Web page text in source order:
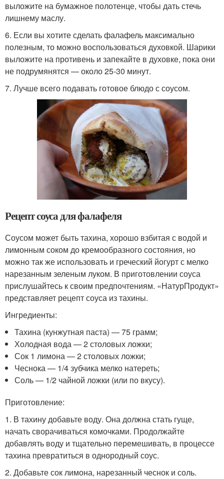
выложите на бумажное полотенце, чтобы дать стечь
лишнему маслу.
6. Если вы хотите сделать фалафель максимально
полезным, то можно воспользоваться духовкой. Шарики
выложите на противень и запекайте в духовке, пока они
не подрумянятся — около 25-30 минут.
7. Лучше всего подавать готовое блюдо с соусом.
Рецепт соуса для фалафеля
Соусом может быть тахина, хорошо взбитая с водой и
лимонным соком до кремообразного состояния, но
можно так же использовать и греческий йогурт с мелко
нарезанным зеленым луком. В приготовлении соуса
прислушайтесь к своим предпочтениям. «НатурПродукт»
представляет рецепт соуса из тахины.
Ингредиенты:
Тахина (кунжутная паста) — 75 грамм;
Холодная вода — 2 столовых ложки;
Сок 1 лимона — 2 столовых ложки;
Чеснока — 1/4 зубчика мелко натереть;
Соль — 1/2 чайной ложки (или по вкусу).
Приготовление:
1. В тахину добавьте воду. Она должна стать гуще,
начать сворачиваться комочками. Продолжайте
добавлять воду и тщательно перемешивать, в процессе
тахина превратиться в однородный соус.
2. Добавьте сок лимона, нарезанный чеснок и соль.